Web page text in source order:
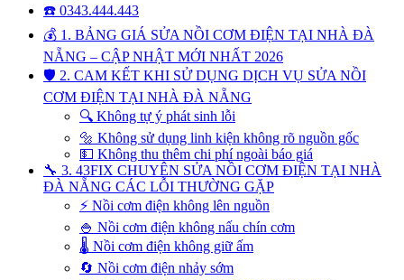
☎️ 0343.444.443
💰 1. BẢNG GIÁ SỬA NỒI CƠM ĐIỆN TẠI NHÀ ĐÀ
NẴNG – CẬP NHẬT MỚI NHẤT 2026
🛡️ 2. CAM KẾT KHI SỬ DỤNG DỊCH VỤ SỬA NỒI
CƠM ĐIỆN TẠI NHÀ ĐÀ NẴNG
🔍 Không tự ý phát sinh lỗi
🔩 Không sử dụng linh kiện không rõ nguồn gốc
💵 Không thu thêm chi phí ngoài báo giá
🔧 3. 43FIX CHUYÊN SỬA NỒI CƠM ĐIỆN TẠI NHÀ
ĐÀ NẴNG CÁC LỖI THƯỜNG GẶP
⚡ Nồi cơm điện không lên nguồn
🍚 Nồi cơm điện không nấu chín cơm
🌡️ Nồi cơm điện không giữ ấm
🔄 Nồi cơm điện nhảy sớm